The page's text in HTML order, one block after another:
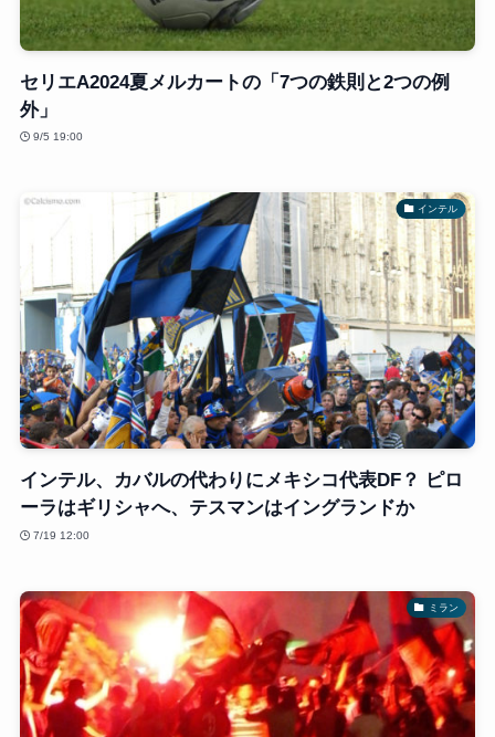
セリエA2024夏メルカートの「7つの鉄則と2つの例
外」
9/5 19:00
インテル
インテル、カバルの代わりにメキシコ代表DF？ ピロ
ーラはギリシャへ、テスマンはイングランドか
7/19 12:00
ミラン